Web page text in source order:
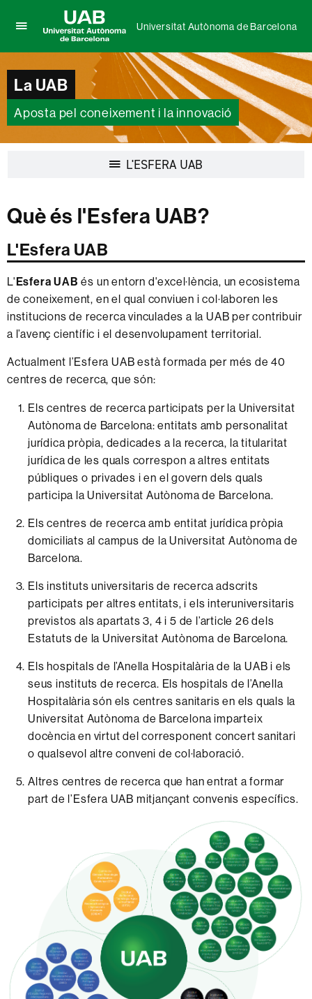
per
desplegar
el
menú
de
Universitat
Autònoma
de
Universitat Autònoma de Barcelona
La UAB
Aposta pel coneixement i la innovació
L'ESFERA UAB
Què és l'Esfera UAB?
L'Esfera UAB
L'Esfera UAB és un entorn d'excel·lència, un ecosistema
de coneixement, en el qual conviuen i col·laboren les
institucions de recerca vinculades a la UAB per contribuir
a l’avenç científic i el desenvolupament territorial.
Actualment l’Esfera UAB està formada per més de 40
centres de recerca, que són:
Els centres de recerca participats per la Universitat
Autònoma de Barcelona: entitats amb personalitat
jurídica pròpia, dedicades a la recerca, la titularitat
jurídica de les quals correspon a altres entitats
públiques o privades i en el govern dels quals
participa la Universitat Autònoma de Barcelona.
Els centres de recerca amb entitat jurídica pròpia
domiciliats al campus de la Universitat Autònoma de
Barcelona.
Els instituts universitaris de recerca adscrits
participats per altres entitats, i els interuniversitaris
previstos als apartats 3, 4 i 5 de l’article 26 dels
Estatuts de la Universitat Autònoma de Barcelona.
Els hospitals de l’Anella Hospitalària de la UAB i els
seus instituts de recerca. Els hospitals de l’Anella
Hospitalària són els centres sanitaris en els quals la
Universitat Autònoma de Barcelona imparteix
docència en virtut del corresponent concert sanitari
o qualsevol altre conveni de col·laboració.
Altres centres de recerca que han entrat a formar
part de l’Esfera UAB mitjançant convenis específics.